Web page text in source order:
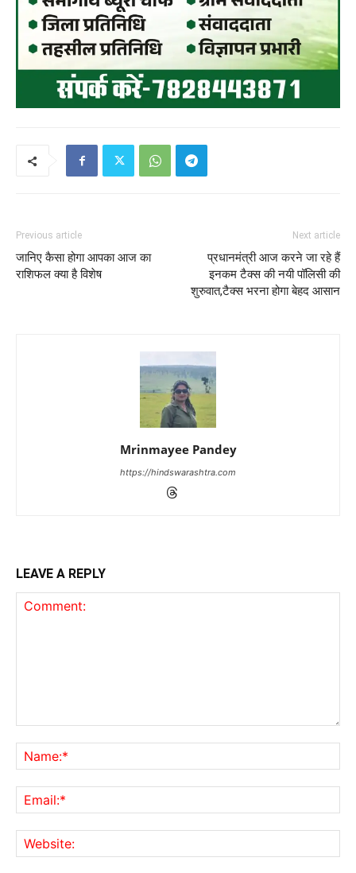
Previous article
जानिए कैसा होगा आपका आज का
राशिफल क्या है विशेष
Next article
प्रधानमंत्री आज करने जा रहे हैं
इनकम टैक्स की नयी पॉलिसी की
शुरुवात,टैक्स भरना होगा बेहद आसान
Mrinmayee Pandey
https://hindswarashtra.com
LEAVE A REPLY